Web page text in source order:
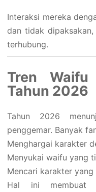
Interaksi mereka
dan tidak
terhubung.
Tren
Tahun 2026
Tahun 2026
penggemar. Banyak
Menghargai karakter
Menyukai waifu yang
Mencari karakter
Hal ini membuat